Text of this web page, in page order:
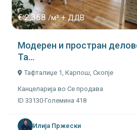
€ 2,368/м² + ДДВ
Модерен и простран
Та...
Тафталиџе 1, Карпош, Скопје
Канцеларија во Се продава
ID 33130·Големина 418
Илија Пржески